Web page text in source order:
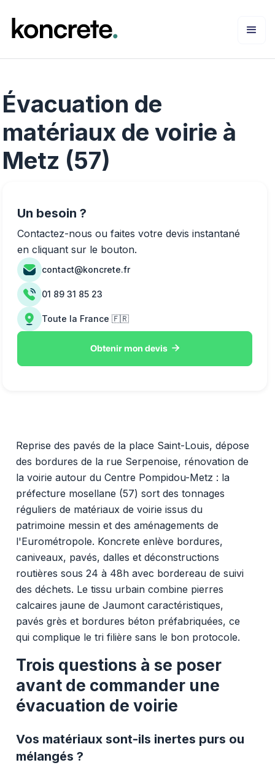
Évacuation de
matériaux de voirie à
Metz (57)
Reprise des pavés de la place Saint-Louis, dépose
des bordures de la rue Serpenoise, rénovation de
la voirie autour du Centre Pompidou-Metz : la
préfecture mosellane (57) sort des tonnages
réguliers de matériaux de voirie issus du
patrimoine messin et des aménagements de
l'Eurométropole. Koncrete enlève bordures,
caniveaux, pavés, dalles et déconstructions
routières sous 24 à 48h avec bordereau de suivi
des déchets. Le tissu urbain combine pierres
calcaires jaune de Jaumont caractéristiques,
pavés grès et bordures béton préfabriquées, ce
qui complique le tri filière sans le bon protocole.
Trois questions à se poser
avant de commander une
évacuation de voirie
Vos matériaux sont-ils inertes purs ou
mélangés ?
Un besoin ?
Contactez-nous ou faites votre devis instantané
en cliquant sur le bouton.
contact@koncrete.fr
01 89 31 85 23
Toute la France 🇫🇷
Obtenir mon devis 